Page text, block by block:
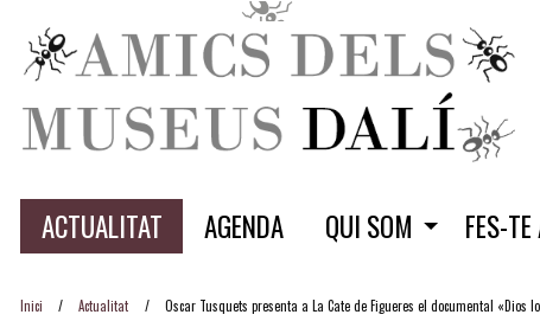
ACTUALITAT AGENDA QUI SOM FES-
Inici Actualitat Oscar Tusquets presenta a La Cate de Figueres el documental «Dios